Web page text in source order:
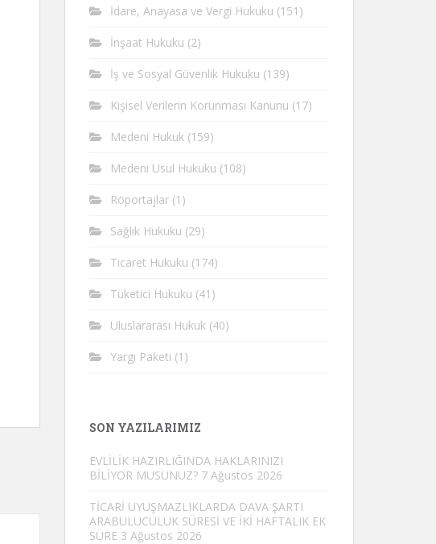
İdare, Anayasa ve Vergi Hukuku (151)
İnşaat Hukuku (2)
İş ve Sosyal Güvenlik Hukuku (139)
Kişisel Verilerin Korunması Kanunu (17)
Medeni Hukuk (159)
Medeni Usul Hukuku (108)
Röportajlar (1)
Sağlık Hukuku (29)
Ticaret Hukuku (174)
Tüketici Hukuku (41)
Uluslararası Hukuk (40)
Yargı Paketi (1)
SON YAZILARIMIZ
EVLİLİK HAZIRLIĞINDA HAKLARINIZI
BİLİYOR MUSUNUZ? 7 Ağustos 2026
TİCARİ UYUŞMAZLIKLARDA DAVA ŞARTI
ARABULUCULUK SÜRESİ VE İKİ HAFTALIK EK
SÜRE 3 Ağustos 2026